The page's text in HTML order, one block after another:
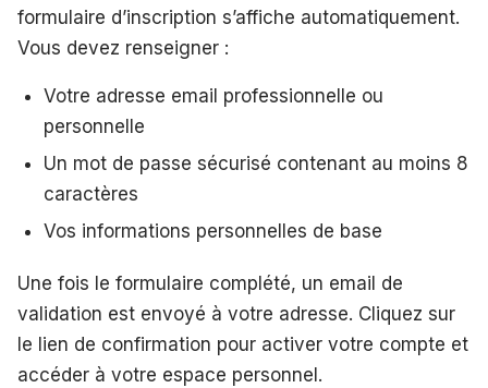
formulaire d’inscription s’affiche automatiquement.
Vous devez renseigner :
Votre adresse email professionnelle ou
personnelle
Un mot de passe sécurisé contenant au moins 8
caractères
Vos informations personnelles de base
Une fois le formulaire complété, un email de
validation est envoyé à votre adresse. Cliquez sur
le lien de confirmation pour activer votre compte et
accéder à votre espace personnel.